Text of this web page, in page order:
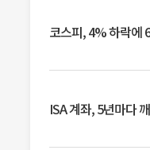
코스피, 4% 하락에
ISA 계좌, 5년마다